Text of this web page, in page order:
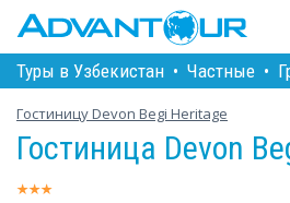
Туры в Узбекистан • Частные •
Гостиницу Devon Begi Heritage
Гостиница Devon